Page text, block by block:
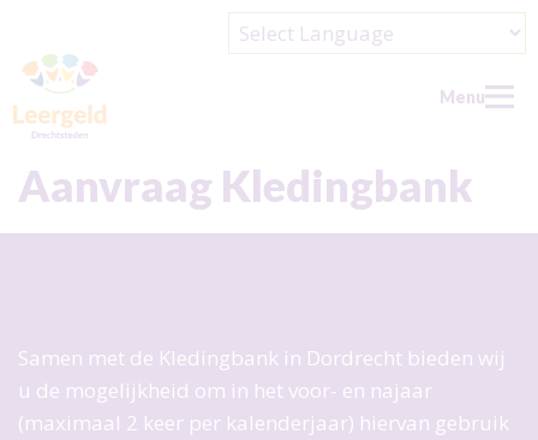
Powered by
Wat kan/wil je aanvragen?
Over ons
Menu
Aanvraag Kledingbank
Samen met de Kledingbank in Dordrecht bieden wij
u de mogelijkheid om in het voor- en najaar
(maximaal 2 keer per kalenderjaar) hiervan gebruik